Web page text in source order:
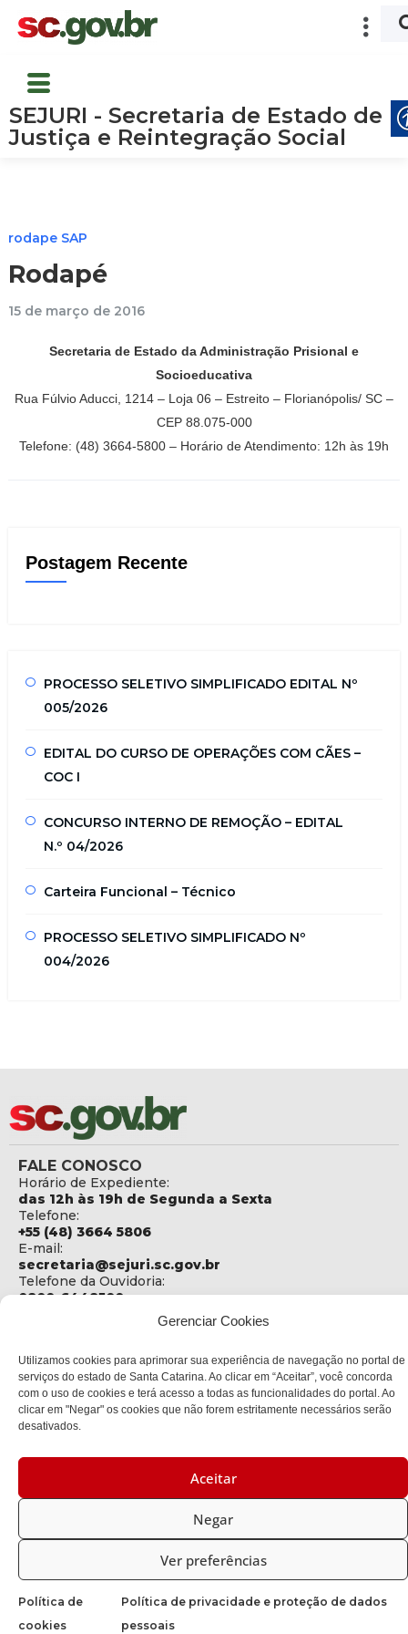
Gerenciar Cookies
Utilizamos cookies para aprimorar sua experiência de navegação no portal de
serviços do estado de Santa Catarina. Ao clicar em “Aceitar”, você concorda
com o uso de cookies e terá acesso a todas as funcionalidades do portal. Ao
clicar em "Negar" os cookies que não forem estritamente necessários serão
desativados.
Aceitar
Negar
Ver preferências
Política de
cookies
Política de privacidade e proteção de dados
pessoais
SEJURI - Secretaria de Estado de
Justiça e Reintegração Social
rodape SAP
Rodapé
15 de março de 2016
Secretaria de Estado da Administração Prisional e
Socioeducativa
Rua Fúlvio Aducci, 1214 – Loja 06 – Estreito – Florianópolis/ SC –
CEP 88.075-000
Telefone: (48) 3664-5800 – Horário de Atendimento: 12h às 19h
Postagem Recente
PROCESSO SELETIVO SIMPLIFICADO EDITAL Nº
005/2026
EDITAL DO CURSO DE OPERAÇÕES COM CÃES –
COC I
CONCURSO INTERNO DE REMOÇÃO – EDITAL
N.º 04/2026
Carteira Funcional – Técnico
PROCESSO SELETIVO SIMPLIFICADO Nº
004/2026
FALE CONOSCO
Horário de Expediente:
das 12h às 19h de Segunda a Sexta
Telefone:
+55 (48) 3664 5806
E-mail:
secretaria@sejuri.sc.gov.br
Telefone da Ouvidoria:
0800-6448500
Social
Rua Fúlvio Aducci, 1214 - Loja 06
Bairro:
Estreito - Florianópolis - SC
88075-000
Política de privacidade
Copyright © 2023 Todos os Direitos Reservados SC - Governo de
Santa Catarina |Desenvolvedor: CIASC